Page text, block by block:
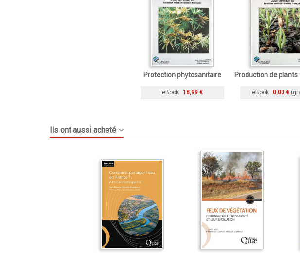
Protection phytosanitaire
eBook 18,99 €
Production de
eBook 0,00 €
Ils ont aussi acheté